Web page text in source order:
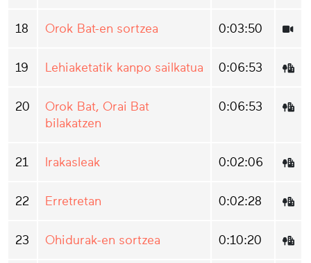
18 Orok Bat-en sortzea 0:03:50
19 Lehiaketatik kanpo sailkatua 0:06:53
20
Orok Bat, Orai Bat
bilakatzen
0:06:53
21 Irakasleak 0:02:06
22 Erretretan 0:02:28
23 Ohidurak-en sortzea 0:10:20